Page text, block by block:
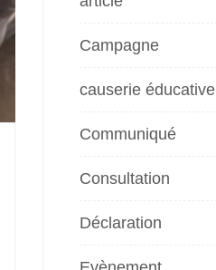
Campagne
causerie éducative
Communiqué
Consultation
Déclaration